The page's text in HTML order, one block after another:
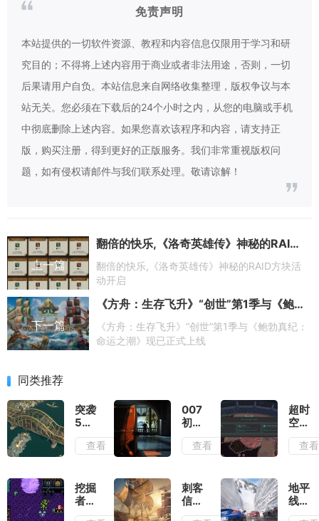
免责声明
本站提供的一切软件资源、教程和内容信息仅限用于学习和研
究目的；不得将上述内容用于商业或者非法用途，否则，一切
后果请用户自负。本站信息来自网络收集整理，版权争议与本
站无关。您必须在下载后的24个小时之内，从您的电脑或手机
中彻底删除上述内容。如果您喜欢该程序和内容，请支持正
版，购买注册，得到更好的正版服务。我们非常重视版权问
题，如有侵权请邮件与我们联系处理。敬请谅解！
上一篇
翻倍的快乐,《洛奇英雄传》神秘的RAID方块活动开启
翻倍的快乐,《洛奇英雄传》神秘的RAID方块活
动开启
下一篇
《方舟：生存飞升》“创世”第1季与《鲍勃真纪：命运之潮》现已正式上线
《方舟：生存飞升》“创世”第1季与《鲍勃真纪：
命运之潮》现已正式上线
同类推荐
突袭
5测
评：
除了
优点
可言
查看
007
初露
锋芒
准则
就是
出其
查看
超时
空地
牢测
评：
间穿
梭找
到合
查看
挖掘
者米
娜测
刺客
信条
黑旗
地平
线6
测